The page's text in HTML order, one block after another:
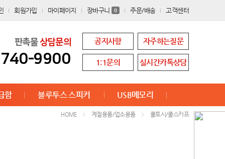
회원가입 마이페이지 장바구니 0 주문/배송 고객센터
판촉물상담문의
9900
공지사항 자주하는질문
1:1문의 실시간카톡상담
함 블루투스 스피커 USB메모리
HOME 계절용품/업소용품 쿨토시/쿨스카프